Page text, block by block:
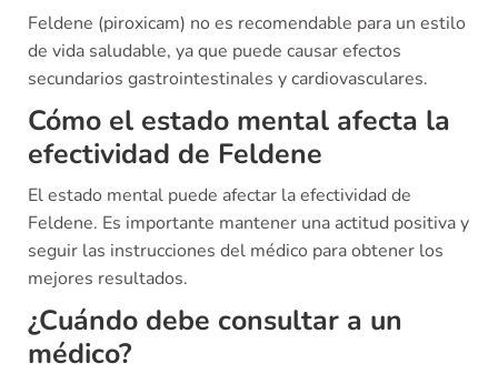
Feldene (piroxicam) no es recomendable para un estilo
de vida saludable, ya que puede causar efectos
secundarios gastrointestinales y cardiovasculares.
Cómo el estado mental afecta la
efectividad de Feldene
El estado mental puede afectar la efectividad de
Feldene. Es importante mantener una actitud positiva y
seguir las instrucciones del médico para obtener los
mejores resultados.
¿Cuándo debe consultar a un
médico?